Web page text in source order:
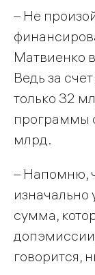
– Не
Матвиенко
Ведь за
только 32
программы
млрд.
– Напомню,
изначально
сумма,
говорится,